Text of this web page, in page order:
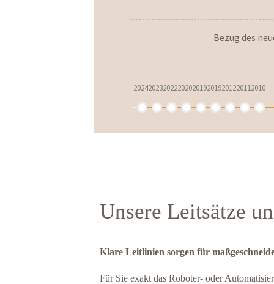
Bezug des
202420232022202020192019201220112010
Unsere Leitsätze
Klare Leitlinien sorgen für
Für Sie exakt das Roboter- oder